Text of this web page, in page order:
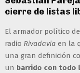
cierre de listas
El armador político
radio Rivadavia en la
una gran definición
un barrido con todo